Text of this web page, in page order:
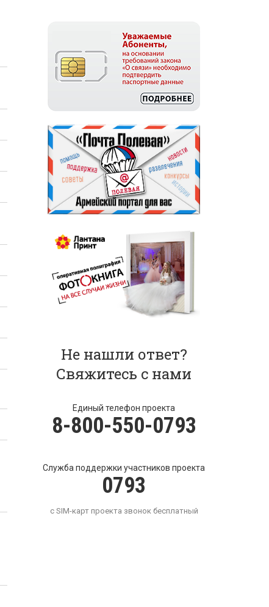
Не нашли ответ?
Свяжитесь с нами
Единый телефон проекта
8-800-550-0793
Служба поддержки участников проекта
0793
с SIM-карт проекта звонок бесплатный